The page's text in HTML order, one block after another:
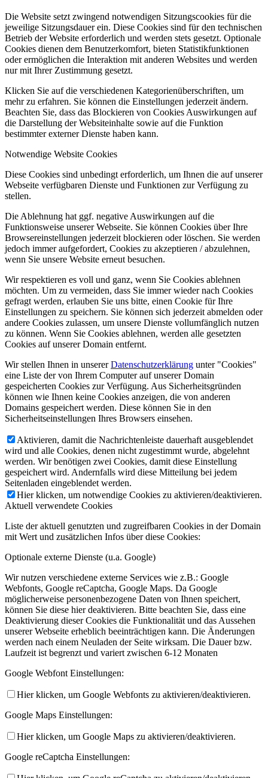
Die Website setzt zwingend notwendigen Sitzungscookies für die
jeweilige Sitzungsdauer ein. Diese Cookies sind für den technischen
Betrieb der Website erforderlich und werden stets gesetzt. Optionale
Cookies dienen dem Benutzerkomfort, bieten Statistikfunktionen
oder ermöglichen die Interaktion mit anderen Websites und werden
nur mit Ihrer Zustimmung gesetzt.
Klicken Sie auf die verschiedenen Kategorienüberschriften, um
mehr zu erfahren. Sie können die Einstellungen jederzeit ändern.
Beachten Sie, dass das Blockieren von Cookies Auswirkungen auf
die Darstellung der Websiteinhalte sowie auf die Funktion
bestimmter externer Dienste haben kann.
Notwendige Website Cookies
Diese Cookies sind unbedingt erforderlich, um Ihnen die auf unserer
Webseite verfügbaren Dienste und Funktionen zur Verfügung zu
stellen.
Die Ablehnung hat ggf. negative Auswirkungen auf die
Funktionsweise unserer Webseite. Sie können Cookies über Ihre
Browsereinstellungen jederzeit blockieren oder löschen. Sie werden
jedoch immer aufgefordert, Cookies zu akzeptieren / abzulehnen,
wenn Sie unsere Website erneut besuchen.
Wir respektieren es voll und ganz, wenn Sie Cookies ablehnen
möchten. Um zu vermeiden, dass Sie immer wieder nach Cookies
gefragt werden, erlauben Sie uns bitte, einen Cookie für Ihre
Einstellungen zu speichern. Sie können sich jederzeit abmelden oder
andere Cookies zulassen, um unsere Dienste vollumfänglich nutzen
zu können. Wenn Sie Cookies ablehnen, werden alle gesetzten
Cookies auf unserer Domain entfernt.
Wir stellen Ihnen in unsererDatenschutzerklärung unter "Cookies"
eine Liste der von Ihrem Computer auf unserer Domain
gespeicherten Cookies zur Verfügung. Aus Sicherheitsgründen
können wie Ihnen keine Cookies anzeigen, die von anderen
Domains gespeichert werden. Diese können Sie in den
Sicherheitseinstellungen Ihres Browsers einsehen.
Aktivieren, damit die Nachrichtenleiste dauerhaft ausgeblendet
wird und alle Cookies, denen nicht zugestimmt wurde, abgelehnt
werden. Wir benötigen zwei Cookies, damit diese Einstellung
gespeichert wird. Andernfalls wird diese Mitteilung bei jedem
Seitenladen eingeblendet werden.
Hier klicken, um notwendige Cookies zu aktivieren/deaktivieren.
Aktuell verwendete Cookies
Liste der aktuell genutzten und zugreifbaren Cookies in der Domain
mit Wert und zusätzlichen Infos über diese Cookies:
Optionale externe Dienste (u.a. Google)
Wir nutzen verschiedene externe Services wie z.B.: Google
Webfonts, Google reCaptcha, Google Maps. Da Google
möglicherweise personenbezogene Daten von Ihnen speichert,
können Sie diese hier deaktivieren. Bitte beachten Sie, dass eine
Deaktivierung dieser Cookies die Funktionalität und das Aussehen
unserer Webseite erheblich beeinträchtigen kann. Die Änderungen
werden nach einem Neuladen der Seite wirksam. Die Dauer bzw.
Laufzeit ist begrenzt und variert zwischen 6-12 Monaten
Google Webfont Einstellungen:
Hier klicken, um Google Webfonts zu aktivieren/deaktivieren.
Google Maps Einstellungen:
Hier klicken, um Google Maps zu aktivieren/deaktivieren.
Google reCaptcha Einstellungen: